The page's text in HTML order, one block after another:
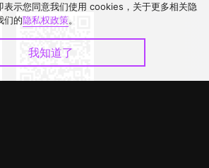
表示您同意我们使用 cookies，关于更多相关隐
们的隐私权政策。
我知道了